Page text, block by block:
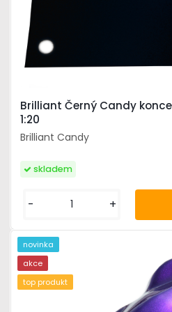
Brilliant Černý Candy
1:20
Brilliant Candy
skladem
- +
novinka
akce
top produkt